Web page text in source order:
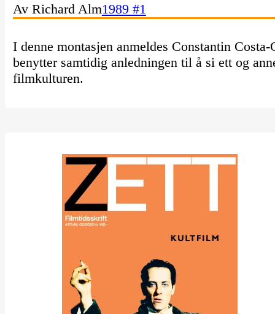
Av Richard Alm1989 #1
I denne montasjen anmeldes Constantin
benytter samtidig anledningen til å si ett og
filmkulturen.